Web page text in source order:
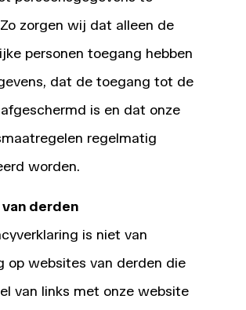
zorgen wij dat alleen de
personen toegang hebben
dat de toegang tot de
is en dat onze
regelmatig
worden.
derden
is niet van
op websites van derden die
van links met onze website